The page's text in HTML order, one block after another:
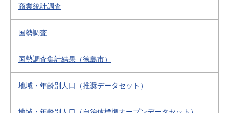
商業統計調査
国勢調査
国勢調査集計結果（徳島市）
地域・年齢別人口（推奨データセット）